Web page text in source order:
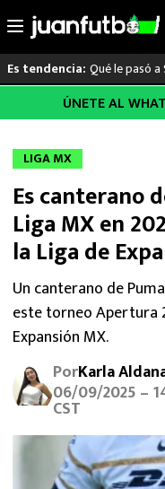
al
Es tendencia: Qué le pasó
LO ÚLTIMO
LIGA MX
RAYADOS
PUMAS
ATLANTE
SELECCIÓN MEXICANA
FUTBOL
MEXICANOS EN EL
FUTBOL ESTUFA
ÚNETE AL
LIGA MX
Es canterano
Liga MX en
la Liga de
Un canterano de
este torneo Apertura
Expansión MX.
PorKarla
06/09/2025 –
CST